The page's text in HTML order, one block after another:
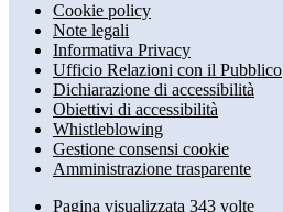
Cookie policy
Note legali
Informativa Privacy
Ufficio Relazioni con il Pubblico
Dichiarazione di accessibilità
Obiettivi di accessibilità
Whistleblowing
Gestione consensi cookie
Amministrazione trasparente
Pagina visualizzata 343 volte